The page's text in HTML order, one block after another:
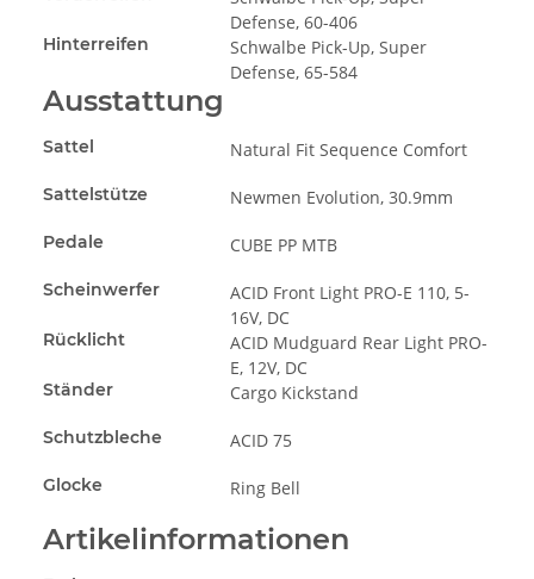
Defense, 60-406
Hinterreifen
Schwalbe Pick-Up, Super
Defense, 65-584
Ausstattung
Sattel Natural Fit Sequence Comfort
Sattelstütze Newmen Evolution, 30.9mm
Pedale CUBE PP MTB
Scheinwerfer
ACID Front Light PRO-E 110, 5-
16V, DC
Rücklicht
ACID Mudguard Rear Light PRO-
E, 12V, DC
Ständer Cargo Kickstand
Schutzbleche ACID 75
Glocke Ring Bell
Artikelinformationen